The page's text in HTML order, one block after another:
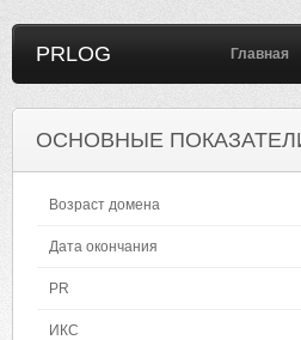
PRLOG Главная
ОСНОВНЫЕ
Возраст домена
Дата окончания
PR
ИКС